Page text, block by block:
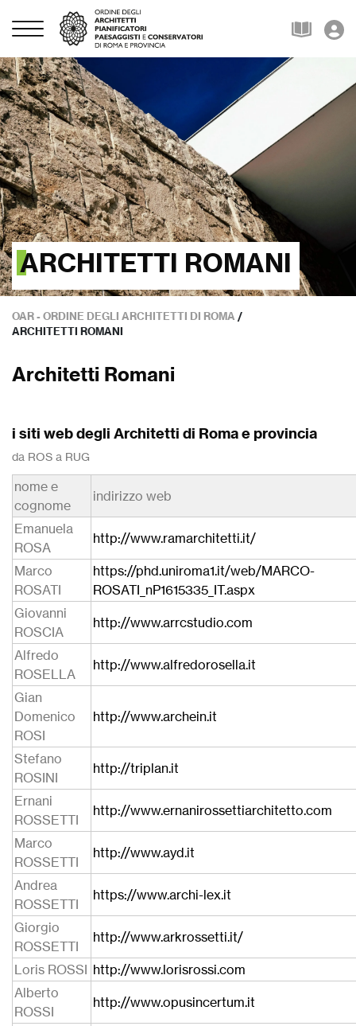
ARCHITETTI ROMANI
OAR - ORDINE DEGLI ARCHITETTI DI ROMA /
ARCHITETTI ROMANI
Architetti Romani
i siti web degli Architetti di Roma e provincia
da ROS a RUG
nome e
cognome
indirizzo web
Emanuela
ROSA
http://www.ramarchitetti.it/
Marco
ROSATI
https://phd.uniroma1.it/web/MARCO-
ROSATI_nP1615335_IT.aspx
Giovanni
ROSCIA
http://www.arrcstudio.com
Alfredo
ROSELLA
http://www.alfredorosella.it
Gian
Domenico
ROSI
http://www.archein.it
Stefano
ROSINI
http://triplan.it
Ernani
ROSSETTI
http://www.ernanirossettiarchitetto.com
Marco
ROSSETTI
http://www.ayd.it
Andrea
ROSSETTI
https://www.archi-lex.it
Giorgio
ROSSETTI
http://www.arkrossetti.it/
Loris ROSSI http://www.lorisrossi.com
Alberto
ROSSI
http://www.opusincertum.it